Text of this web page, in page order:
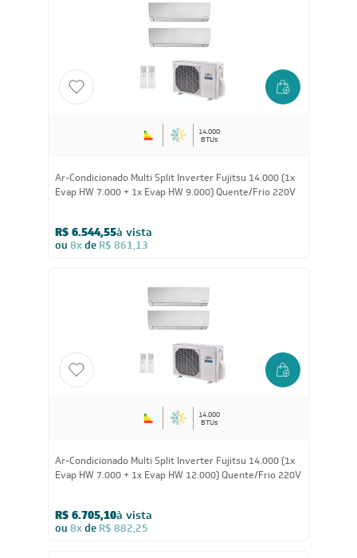
14.000
BTUs
Ar-Condicionado Multi Split Inverter Fujitsu 14.000 (1x
Evap HW 7.000 + 1x Evap HW 9.000) Quente/Frio 220V
R$ 6.544,55à vista
ou 8xde R$ 861,13
14.000
BTUs
Ar-Condicionado Multi Split Inverter Fujitsu 14.000 (1x
Evap HW 7.000 + 1x Evap HW 12.000) Quente/Frio 220V
R$ 6.705,10à vista
ou 8xde R$ 882,25